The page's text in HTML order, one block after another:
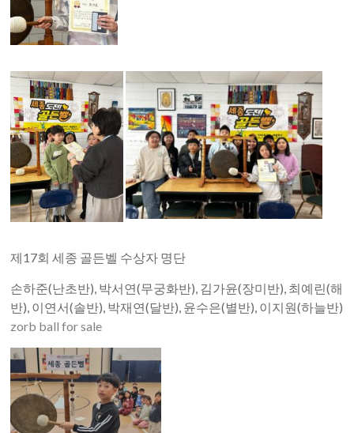
제17회 세종 골든벨 수상자 명단
손하준(난초반), 박서연(무궁화반), 김가윤(장미반), 최예린(해
반), 이연서(솔반), 박재연(달반), 윤수은(별반), 이지원(하늘반)
zorb ball for sale